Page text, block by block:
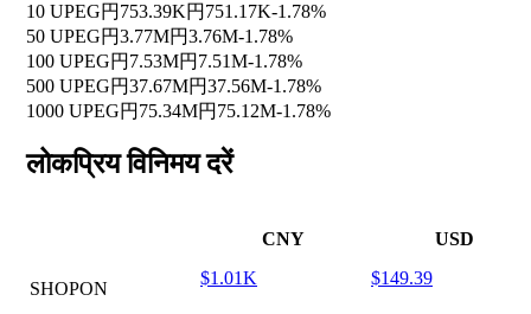
10 UPEG円753.39K円751.17K-1.78%
50 UPEG円3.77M円3.76M-1.78%
100 UPEG円7.53M円7.51M-1.78%
500 UPEG円37.67M円37.56M-1.78%
1000 UPEG円75.34M円75.12M-1.78%
लोकप्रिय विनिमय दरें
CNY USD
SHOPON
$1.01K $149.39